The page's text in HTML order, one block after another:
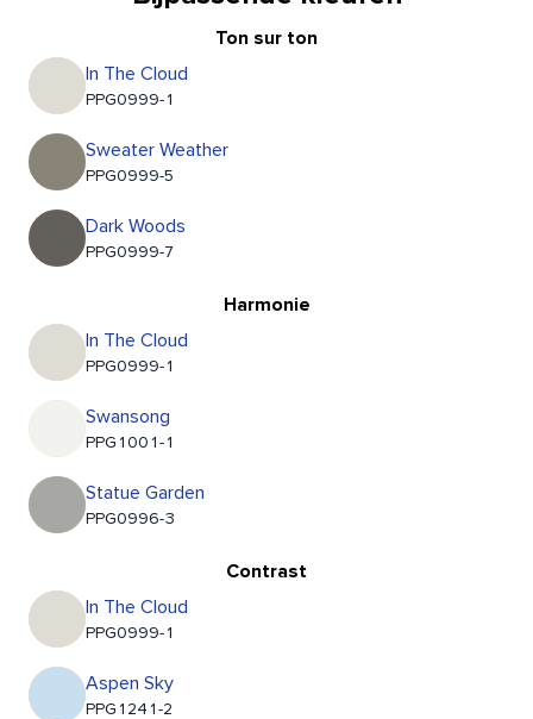
Ton sur ton
In The Cloud
PPG0999-1
Sweater Weather
PPG0999-5
Dark Woods
PPG0999-7
Harmonie
In The Cloud
PPG0999-1
Swansong
PPG1001-1
Statue Garden
PPG0996-3
Contrast
In The Cloud
PPG0999-1
Aspen Sky
PPG1241-2